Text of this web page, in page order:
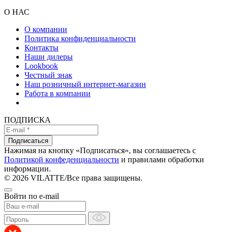
О НАС
О компании
Политика конфиденциальности
Контакты
Наши дилеры
Lookbook
Честный знак
Наш розничный интернет-магазин
Работа в компании
ПОДПИСКА
Подписаться
Нажимая на кнопку «Подписаться», вы соглашаетесь с
Политикой конфеденциальности и правилами обработки
информации.
© 2026 VILATTE/Все права защищены.
Войти по e-mail